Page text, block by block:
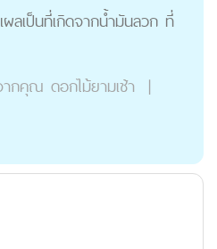
ลเป็นที่เกิดจากน้ำมันลวก ที่
ากคุณ ดอกไม้ยามเช้า |